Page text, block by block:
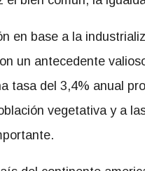
en base a la
un antecedente
tasa del 3,4% anual
vegetativa y a